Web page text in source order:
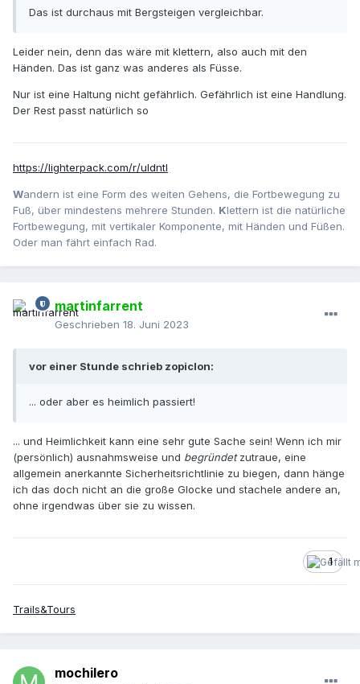
Das ist durchaus mit Bergsteigen vergleichbar.
Leider nein, denn das wäre mit klettern, also auch mit den
Händen. Das ist ganz was anderes als Füsse.
Nur ist eine Haltung nicht gefährlich. Gefährlich ist eine Handlung.
Der Rest passt natürlich so
https://lighterpack.com/r/uldntl
Wandern ist eine Form des weiten Gehens, die Fortbewegung zu
Fuß, über mindestens mehrere Stunden. Klettern ist die natürliche
Fortbewegung, mit vertikaler Komponente, mit Händen und Füßen.
Oder man fährt einfach Rad.
martinfarrent
Geschrieben 18. Juni 2023
vor einer Stunde schrieb zopiclon:
... oder aber es heimlich passiert!
... und Heimlichkeit kann eine sehr gute Sache sein! Wenn ich mir
(persönlich) ausnahmsweise und begründetzutraue, eine
allgemein anerkannte Sicherheitsrichtlinie zu biegen, dann hänge
ich das doch nicht an die große Glocke und stachele andere an,
ohne irgendwas über sie zu wissen.
1
Trails&Tours
mochilero